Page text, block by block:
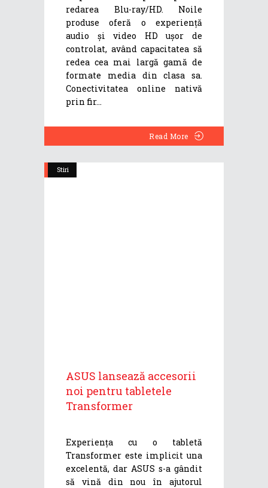
redarea Blu-ray/HD. Noile
produse oferă o experiență
audio și video HD ușor de
controlat, având capacitatea să
redea cea mai largă gamă de
formate media din clasa sa.
Conectivitatea online nativă
prin fir
Read More
Stiri
ASUS lansează accesorii
noi pentru tabletele
Transformer
Experiența cu o tabletă
Transformer este implicit una
excelentă, dar ASUS s-a gândit
să vină din nou în ajutorul